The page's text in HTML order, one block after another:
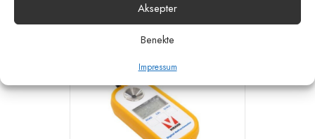
Aksepter
Benekte
Impressum